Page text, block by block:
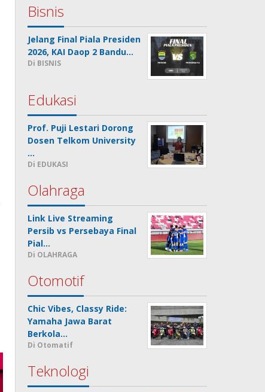
Bisnis
Jelang Final Piala Presiden
2026, KAI Daop 2 Bandu…
Di BISNIS
Edukasi
Prof. Puji Lestari Dorong
Dosen Telkom University
…
Di EDUKASI
Olahraga
Link Live Streaming
Persib vs Persebaya Final
Pial…
Di OLAHRAGA
Otomotif
Chic Vibes, Classy Ride:
Yamaha Jawa Barat
Berkola…
Di Otomatif
Teknologi